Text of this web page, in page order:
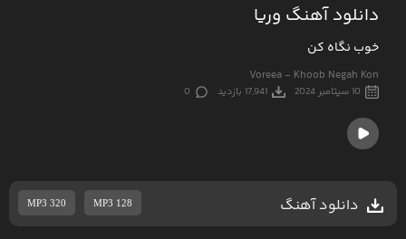
دانلود آهنگ وریا
خوب نگاه کن
Voreea - Khoob Negah Kon
10 سپتامبر 2024 17,941 بازدید 0
دانلود آهنگ MP3 320 MP3 128